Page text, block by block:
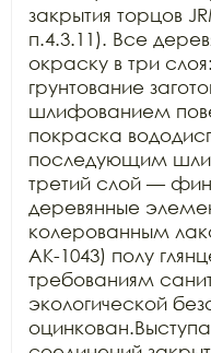
закрытия торцов
п.4.3.11). Все
окраску в три
грунтование
шлифованием
покраска
последующим
третий слой —
деревянные
колерованным
АК-1043) полу
требованиям
экологической